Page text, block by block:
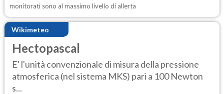
monitorati sono al massimo livello di allerta
Wikimeteo
Hectopascal
E' l'unità convenzionale di misura della pressione
atmosferica (nel sistema MKS) pari a 100 Newton
s...